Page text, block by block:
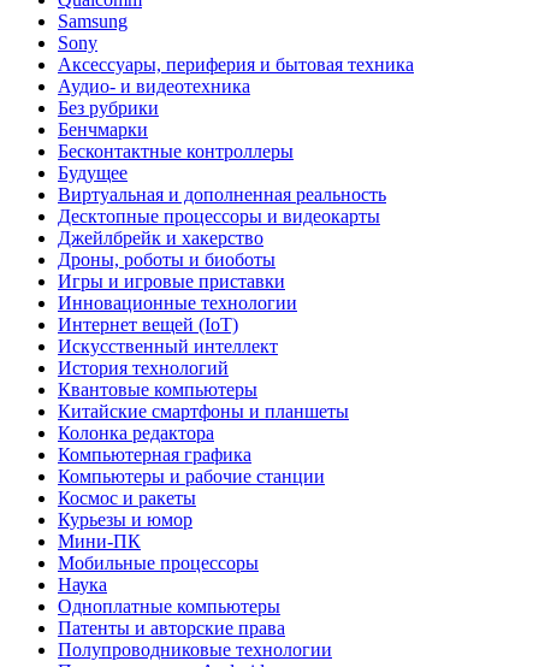
Samsung
Sony
Аксессуары, периферия и бытовая техника
Аудио- и видеотехника
Без рубрики
Бенчмарки
Бесконтактные контроллеры
Будущее
Виртуальная и дополненная реальность
Десктопные процессоры и видеокарты
Джейлбрейк и хакерство
Дроны, роботы и биоботы
Игры и игровые приставки
Инновационные технологии
Интернет вещей (IoT)
Искусственный интеллект
История технологий
Квантовые компьютеры
Китайские смартфоны и планшеты
Колонка редактора
Компьютерная графика
Компьютеры и рабочие станции
Космос и ракеты
Курьезы и юмор
Мини-ПК
Мобильные процессоры
Наука
Одноплатные компьютеры
Патенты и авторские права
Полупроводниковые технологии